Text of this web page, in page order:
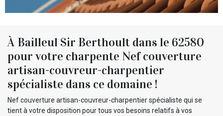
À Bailleul Sir Berthoult dans le 62580
pour votre charpente Nef couverture
artisan-couvreur-charpentier
spécialiste dans ce domaine !
Nef couverture artisan-couvreur-charpentier spécialiste qui se
tient à votre disposition pour tous vos besoins relatifs à vos